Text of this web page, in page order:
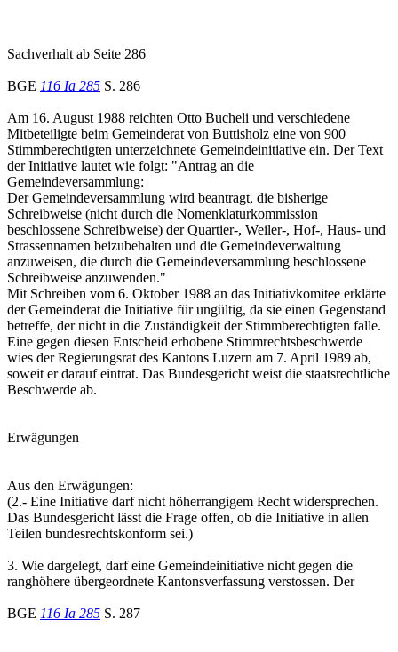
Sachverhalt ab Seite 286
BGE 116 Ia 285 S. 286
Am 16. August 1988 reichten Otto Bucheli und verschiedene
Mitbeteiligte beim Gemeinderat von Buttisholz eine von 900
Stimmberechtigten unterzeichnete Gemeindeinitiative ein. Der Text
der Initiative lautet wie folgt: "Antrag an die
Gemeindeversammlung:
Der Gemeindeversammlung wird beantragt, die bisherige
Schreibweise (nicht durch die Nomenklaturkommission
beschlossene Schreibweise) der Quartier-, Weiler-, Hof-, Haus- und
Strassennamen beizubehalten und die Gemeindeverwaltung
anzuweisen, die durch die Gemeindeversammlung beschlossene
Schreibweise anzuwenden."
Mit Schreiben vom 6. Oktober 1988 an das Initiativkomitee erklärte
der Gemeinderat die Initiative für ungültig, da sie einen Gegenstand
betreffe, der nicht in die Zuständigkeit der Stimmberechtigten falle.
Eine gegen diesen Entscheid erhobene Stimmrechtsbeschwerde
wies der Regierungsrat des Kantons Luzern am 7. April 1989 ab,
soweit er darauf eintrat. Das Bundesgericht weist die staatsrechtliche
Beschwerde ab.
Erwägungen
Aus den Erwägungen:
(2.- Eine Initiative darf nicht höherrangigem Recht widersprechen.
Das Bundesgericht lässt die Frage offen, ob die Initiative in allen
Teilen bundesrechtskonform sei.)
3. Wie dargelegt, darf eine Gemeindeinitiative nicht gegen die
ranghöhere übergeordnete Kantonsverfassung verstossen. Der
BGE 116 Ia 285 S. 287